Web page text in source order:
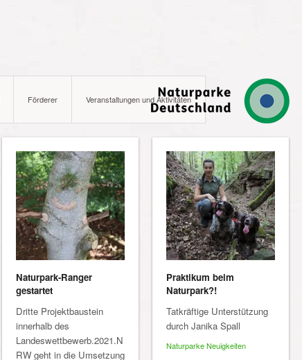
Förderer Veranstaltungen und Aktivitäten
Naturpark-Ranger
gestartet
Dritte Projektbaustein
innerhalb des
Landeswettbewerb.2021.N
RW geht in die Umsetzung
Praktikum beim
Naturpark?!
Tatkräftige Unterstützung
durch Janika Spall
Naturparke Neuigkeiten